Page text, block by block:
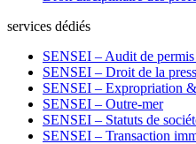
services dédiés
SENSEI – Audit de
SENSEI – Droit de la
SENSEI – Expropriation
SENSEI – Outre-mer
SENSEI – Statuts de
SENSEI – Transaction